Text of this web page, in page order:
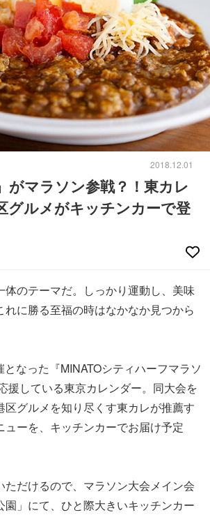
2018.12.01
がマラソン参戦？！東カレ
グルメがキッチンカーで登
体のテーマだ。しっかり運動し、美味
れに勝る至福の時はなかなか見つから
なった『MINATOシティハーフマラソ
援している東京カレンダー。同大会を
区グルメを知り尽くす東カレが推薦す
ューを、キッチンカーでお届け予定
ただけるので、マラソン大会メイン会
園」にて、ひと際大きいキッチンカー